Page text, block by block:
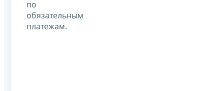
по
обязательным
платежам.